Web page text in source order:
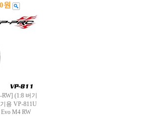
원
(1:8 버기
용 VP-811U
M4 RW